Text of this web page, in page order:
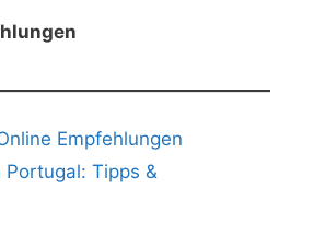
Empfehlungen
Portugal: Tipps &